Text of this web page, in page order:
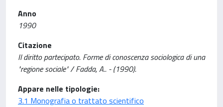
Anno
1990
Citazione
Il diritto partecipato. Forme di conoscenza sociologica di una
"regione sociale" / Fadda, A.. - (1990).
Appare nelle tipologie:
3.1 Monografia o trattato scientifico